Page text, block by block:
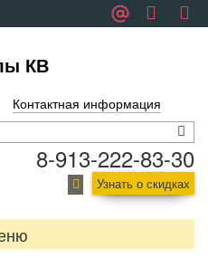
КВ
Контактная информация
8-913-222-83-30
Узнать о скидках